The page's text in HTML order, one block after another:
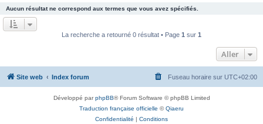
e
r
Aucun résultat ne correspond aux termes que vous avez spécifiés.
La recherche a retourné 0 résultat • Page 1 sur 1
Aller
Site web Index forum Fuseau horaire sur UTC+02:00
Développé parphpBB® Forum Software © phpBB Limited
Traduction française officielle ©Qiaeru
Confidentialité | Conditions